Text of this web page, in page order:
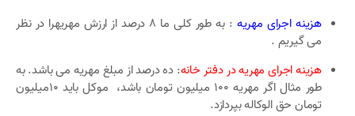
هزینه اجرای مهریه
: به طور کلی ما 8 درصد از ارزش مهریهرا در نظر
می گیریم .
هزینه اجرای مهریه در دفتر خانه: ده درصد از مبلغ مهریه می باشد. به
طور مثال اگر مهریه 100 میلیون تومان باشد، موکل باید 10میلیون
تومان حق الوکاله بپردازد.